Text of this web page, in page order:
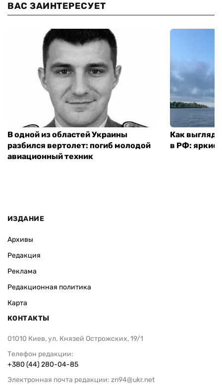
ВАС ЗАИНТЕРЕСУЕТ
В одной из областей Украины
разбился вертолет: погиб молодой
авиационный техник
Как
в РФ: яркие
ИЗДАНИЕ
Архивы
Редакция
Реклама
Редакционная политика
Карта
КОНТАКТЫ
01010 Киев, ул. Князей Острожских, 19/1
Телефон редакции:
+380 (44) 280-04-85
Электронная почта редакции: zn94@ukr.net